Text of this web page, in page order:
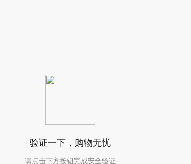
验证一下，购物无忧
请点击下方按钮完成安全验证